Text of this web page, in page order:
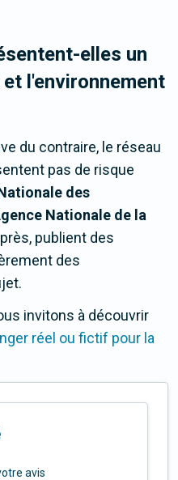
elles un
l'environnement
du contraire, le réseau
pas de risque
des
Nationale de la
publient des
des
invitons à découvrir
réel ou fictif pour la
avis